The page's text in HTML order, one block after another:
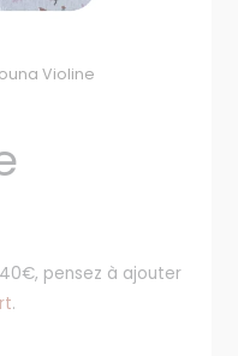
Violine
pensez à ajouter
.